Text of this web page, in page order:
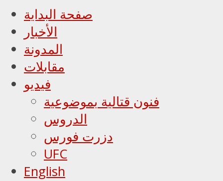
صفحة البداية
الأخبار
المدونة
مقابلات
فيديو
فنون قتالية بموضوعية
الدروس
دزرت فورس
UFC
English